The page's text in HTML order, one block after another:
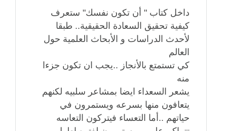
داخل كتاب " أن تكون نفسك" ستعرف
كيفية تحقيق السعادة الحقيقية.. طبقا
لأحدث الدراسات و الأبحاث العلمية حول
العالم
كي تستمتع بالأنجاز ..يجب ان تكون جزءا
منه
يشعر السعداء ايضا بمشاعر سلبيه لكنهم
يتعافون منها بسرعه ويستمرون في
حياتهم ..أما التعساء فيتركون التعاسه